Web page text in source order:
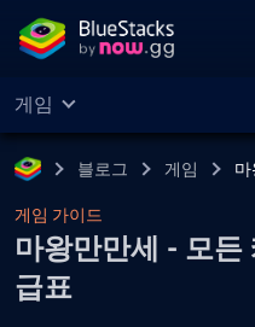
게임
블로그 게임
게임 가이드
마왕만만세 - 모든
급표